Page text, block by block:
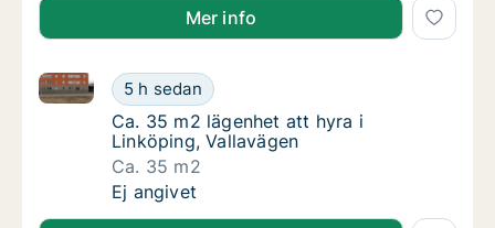
Mer info
Ca. 35 m2 lägenhet att hyra i Linköping,
5 h sedan
Ca. 35 m2 lägenhet att hyra i Linköping, Vallavägen
Ca. 35 m2 lägenhet att hyra i Linköping,
Ca. 35 m2 lägenhet att hyra i
Linköping, Vallavägen
Ca. 35 m2
Ca. 35 m2 lägenhet att hyra i Linköping,
Ej angivet